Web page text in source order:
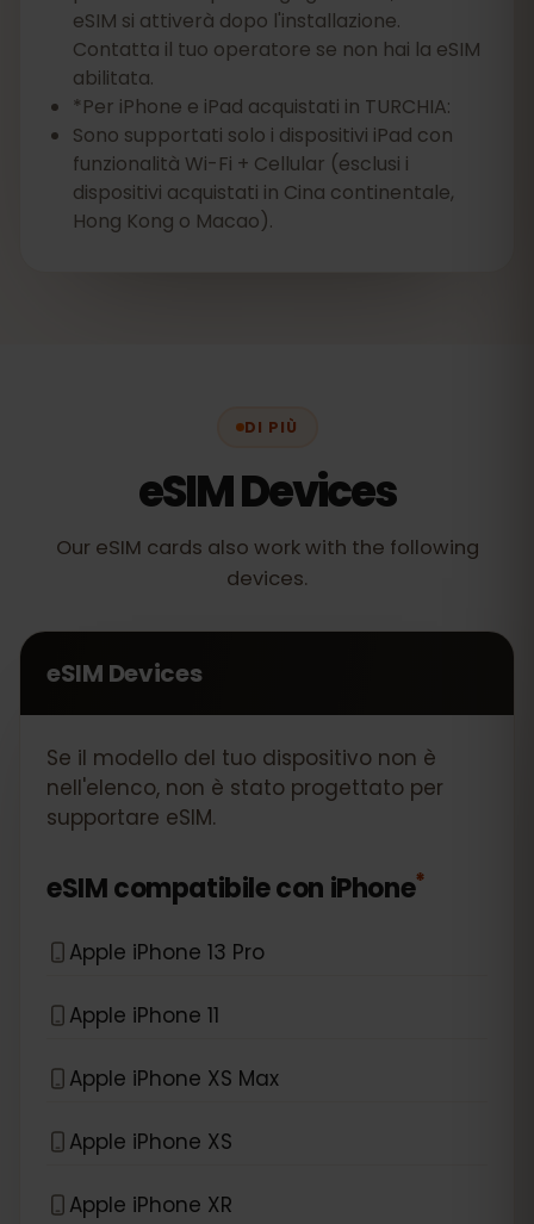
eSIM si attiverà dopo l'installazione.
Contatta il tuo operatore se non hai la eSIM
abilitata.
*Per iPhone e iPad acquistati in TURCHIA:
Sono supportati solo i dispositivi iPad con
funzionalità Wi-Fi + Cellular (esclusi i
dispositivi acquistati in Cina continentale,
Hong Kong o Macao).
DI PIÙ
eSIM Devices
Our eSIM cards also work with the following
devices.
eSIM Devices
Se il modello del tuo dispositivo non è
nell'elenco, non è stato progettato per
supportare eSIM.
eSIM compatibile con iPhone*
Apple iPhone 13 Pro
Apple iPhone 11
Apple iPhone XS Max
Apple iPhone XS
Apple iPhone XR